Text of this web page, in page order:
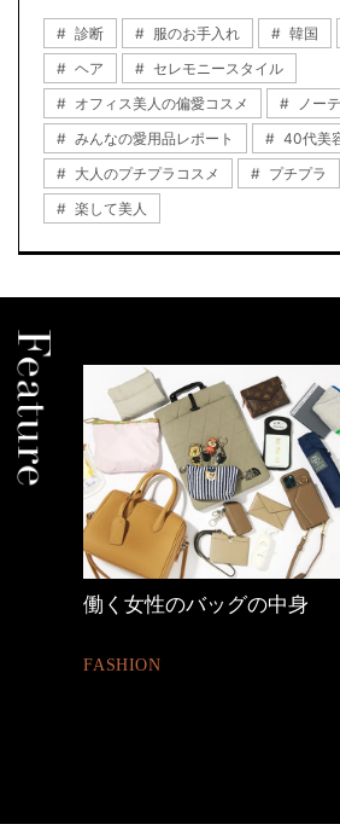
診断 服のお手入れ 韓国
ヘア
セレモニースタイル
オフィス美人の偏愛コスメ
ノー
みんなの愛用品レポート
40代美
大人のプチプラコスメ
プチプラ
楽して美人
働く女性のバッグの中身
FASHION